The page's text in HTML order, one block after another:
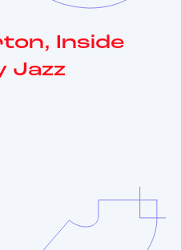
Inside
Jazz